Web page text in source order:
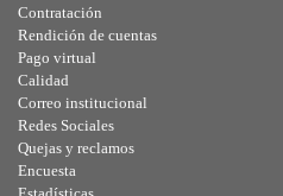
Contratación
Rendición de cuentas
Pago virtual
Calidad
Correo institucional
Redes Sociales
Quejas y reclamos
Encuesta